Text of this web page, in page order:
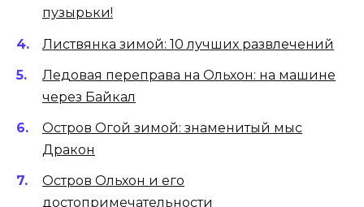
пузырьки!
Листвянка зимой: 10 лучших развлечений
Ледовая переправа на Ольхон: на машине
через Байкал
Остров Огой зимой: знаменитый мыс
Дракон
Остров Ольхон и его
достопримечательности